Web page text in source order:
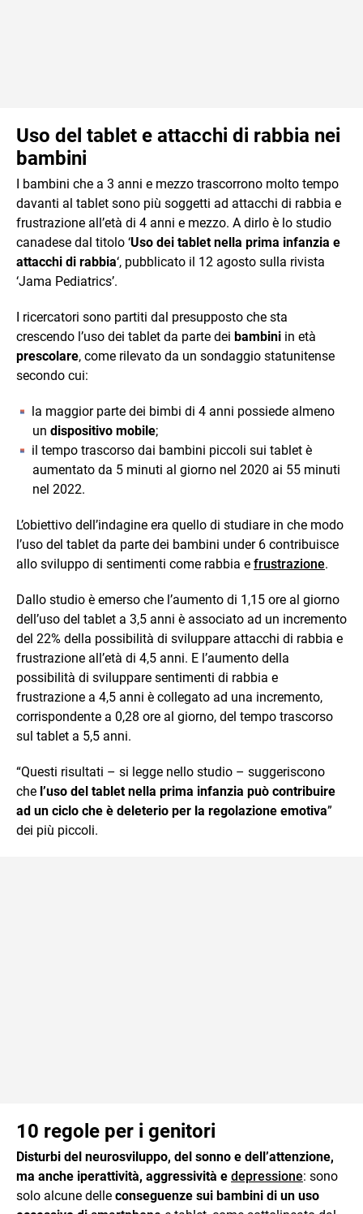
Uso del tablet e attacchi di rabbia nei
bambini
I bambini che a 3 anni e mezzo trascorrono molto tempo
davanti al tablet sono più soggetti ad attacchi di rabbia e
frustrazione all’età di 4 anni e mezzo. A dirlo è lo studio
canadese dal titolo ‘Uso dei tablet nella prima infanzia e
attacchi di rabbia‘, pubblicato il 12 agosto sulla rivista
‘Jama Pediatrics’.
I ricercatori sono partiti dal presupposto che sta
crescendo l’uso dei tablet da parte dei bambini in età
prescolare, come rilevato da un sondaggio statunitense
secondo cui:
la maggior parte dei bimbi di 4 anni possiede almeno
un dispositivo mobile;
il tempo trascorso dai bambini piccoli sui tablet è
aumentato da 5 minuti al giorno nel 2020 ai 55 minuti
nel 2022.
L’obiettivo dell’indagine era quello di studiare in che modo
l’uso del tablet da parte dei bambini under 6 contribuisce
allo sviluppo di sentimenti come rabbia e frustrazione.
Dallo studio è emerso che l’aumento di 1,15 ore al giorno
dell’uso del tablet a 3,5 anni è associato ad un incremento
del 22% della possibilità di sviluppare attacchi di rabbia e
frustrazione all’età di 4,5 anni. E l’aumento della
possibilità di sviluppare sentimenti di rabbia e
frustrazione a 4,5 anni è collegato ad una incremento,
corrispondente a 0,28 ore al giorno, del tempo trascorso
sul tablet a 5,5 anni.
“Questi risultati – si legge nello studio – suggeriscono
che l’uso del tablet nella prima infanzia può contribuire
ad un ciclo che è deleterio per la regolazione emotiva”
dei più piccoli.
10 regole per i genitori
Disturbi del neurosviluppo, del sonno e dell’attenzione,
ma anche iperattività, aggressività e depressione: sono
solo alcune delle conseguenze sui bambini di un uso